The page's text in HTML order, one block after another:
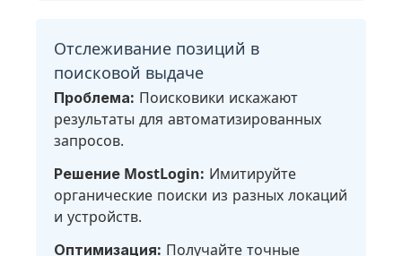
Отслеживание позиций в
поисковой выдаче
Проблема: Поисковики искажают
результаты для автоматизированных
запросов.
Решение MostLogin: Имитируйте
органические поиски из разных локаций
и устройств.
Оптимизация: Получайте точные